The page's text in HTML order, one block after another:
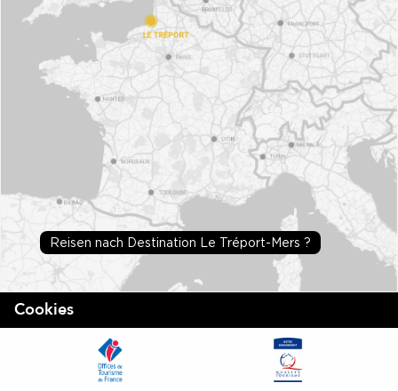
Reisen nach Destination Le Tréport-Mers ?
Cookies